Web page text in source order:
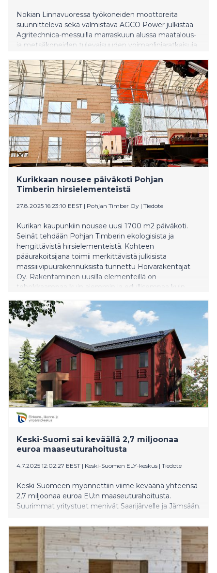
Nokian Linnavuoressa työkoneiden moottoreita
suunnitteleva sekä valmistava AGCO Power julkistaa
Agritechnica-messuilla marraskuun alussa maatalous-
ja metsäkoneiden tulevaisuuden voimanlinjaratkaisuja
suurin ja tärkein tapahtuma, joka kokoaa viljelijät,
urakoitsijat, jälleenmyyjät ja valmistajat joka toinen
vuosi Hannoveriin.
Kurikkaan nousee päiväkoti Pohjan
Timberin hirsielementeistä
27.8.2025 16:23:10 EEST | Pohjan Timber Oy | Tiedote
Kurikan kaupunkiin nousee uusi 1700 m2 päiväkoti.
Seinät tehdään Pohjan Timberin ekologisista ja
hengittävistä hirsielementeistä. Kohteen
pääurakoitsijana toimii merkittävistä julkisista
massiiivipuurakennuksista tunnettu Hoivarakentajat
Oy. Rakentaminen uusilla elementeillä on
tehokkaampaa kuin aiemmin ja edullisempaa kuin
ja lyhentyneen läpimenoajan ansiosta.
Keski-Suomi sai keväällä 2,7 miljoonaa
euroa maaseuturahoitusta
4.7.2025 12:02:27 EEST | Keski-Suomen ELY-keskus | Tiedote
Keski-Suomeen myönnettiin viime keväänä yhteensä
2,7 miljoonaa euroa EU:n maaseuturahoitusta.
Suurimmat yritystuet menivät Saarijärvelle ja Jämsään.